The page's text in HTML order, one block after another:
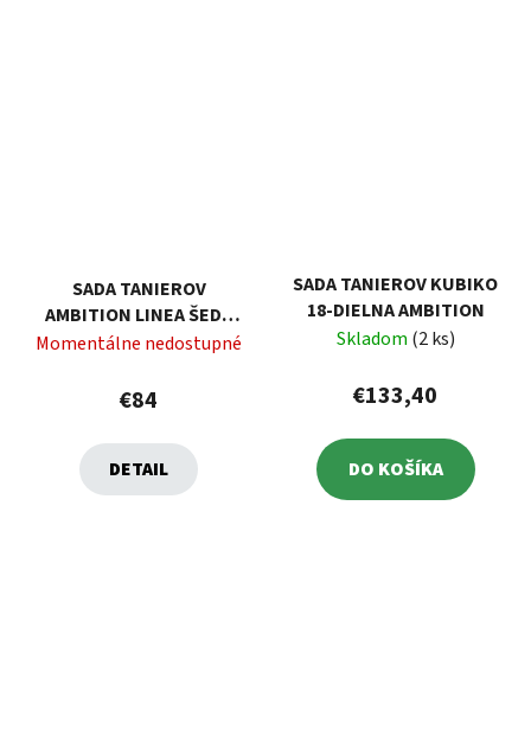
SADA TANIEROV
AMBITION LINEA ŠEDÁ
18-DIELNA
Momentálne nedostupné
€84
DETAIL
SADA TANIEROV KUBIKO
18-DIELNA AMBITION
Skladom (2 ks)
€133,40
DO KOŠÍKA